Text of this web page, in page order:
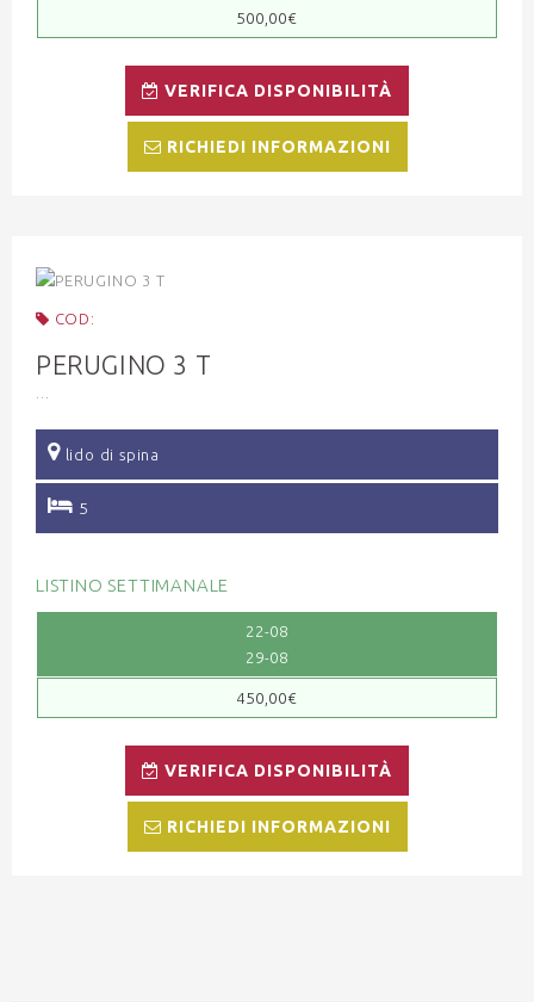
500,00€
VERIFICA DISPONIBILITÀ
RICHIEDI INFORMAZIONI
COD:
PERUGINO 3 T
lido di spina
5
LISTINO SETTIMANALE
22-08
29-08
450,00€
VERIFICA DISPONIBILITÀ
RICHIEDI INFORMAZIONI